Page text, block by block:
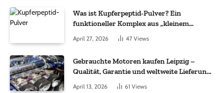
Was ist Kupferpeptid-Pulver? Ein
funktioneller Komplex aus „kleinem
Molekül + Metall“
April 27, 2026 47 Views
Gebrauchte Motoren kaufen Leipzig –
Qualität, Garantie und weltweite Lieferung
April 13, 2026 61 Views